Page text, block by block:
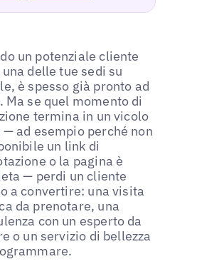
un potenziale cliente
delle tue sedi su
è spesso già pronto ad
Ma se quel momento di
termina in un vicolo
— ad esempio perché non
un link di
o la pagina è
— perdi un cliente
a convertire: una visita
da prenotare, una
con un esperto da
o un servizio di bellezza